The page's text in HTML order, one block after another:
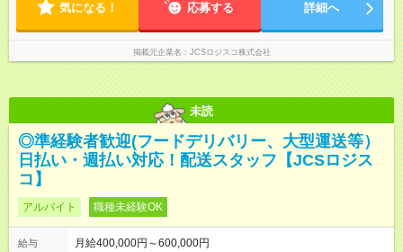
気になる！ 応募する 詳細へ
掲載元企業名 JCSロジスコ株式会社
未読
◎準経験者歓迎(フードデリバリー、大型運送等）
日払い・週払い対応！配送スタッフ【JCSロジス
コ】
アルバイト 職種未経験OK
給与
月給400,000円～600,000円